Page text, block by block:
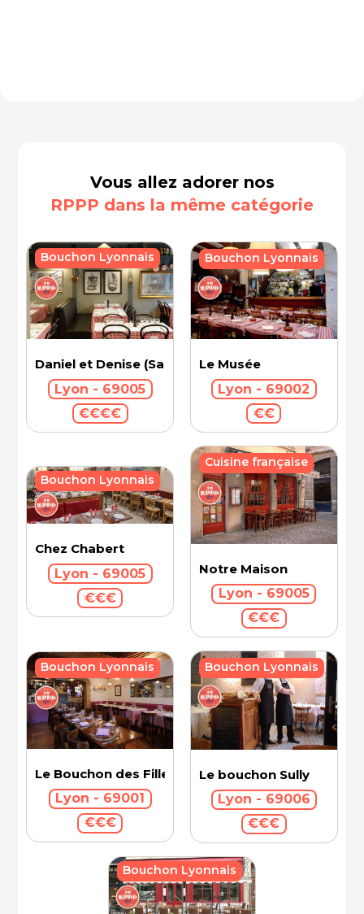
Vous allez adorer nos
RPPP dans la même catégorie
Daniel et Denise (Saint-Jean)
Lyon - 69005
€€€€
Bouchon Lyonnais
Le Musée
Lyon - 69002
€€
Bouchon Lyonnais
Chez Chabert
Lyon - 69005
€€€
Bouchon Lyonnais
Notre Maison
Lyon - 69005
€€€
Cuisine française
Le Bouchon des Filles
Lyon - 69001
€€€
Bouchon Lyonnais
Le bouchon Sully
Lyon - 69006
€€€
Bouchon Lyonnais
Bouchon Lyonnais